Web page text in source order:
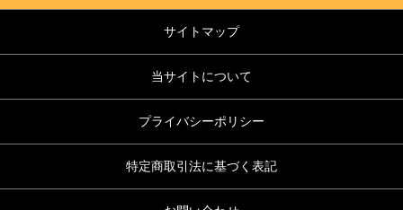
サイトマップ
当サイトについて
プライバシーポリシー
特定商取引法に基づく表記